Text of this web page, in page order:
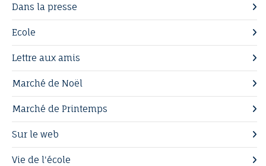
Dans la presse
Ecole
Lettre aux amis
Marché de Noël
Marché de Printemps
Sur le web
Vie de l'école